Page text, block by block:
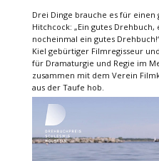
Drei Dinge brauche es für einen
Hitchcock: „Ein gutes
nocheinmal ein gutes
Kiel gebürtiger Filmregisseur
für Dramaturgie und Regie im
zusammen mit dem Verein
aus der Taufe hob.